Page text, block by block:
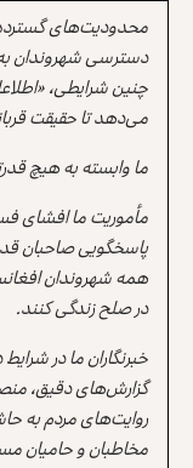
محدودیت‌های
دسترسی شهروندان
چنین شرایطی،
می‌دهد تا حقیقت
ما وابسته به هیچ
مأموریت ما افشای
پاسخگویی صاحبان
همه شهروندان
در صلح زندگی کنند.
خبرنگاران ما در
گزارش‌های دقیق،
روایت‌های مردم به
مخاطبان و حامیان